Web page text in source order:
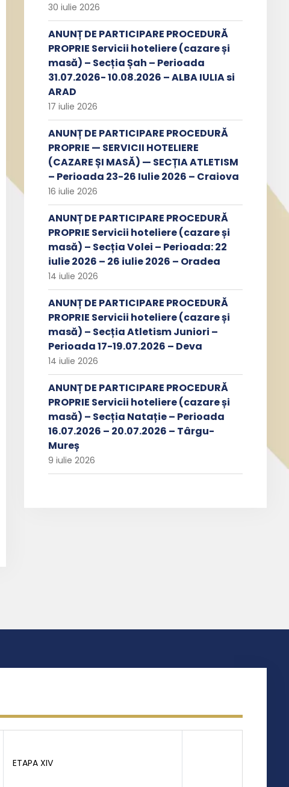
30 iulie 2026
ANUNȚ DE PARTICIPARE PROCEDURĂ
PROPRIE Servicii hoteliere (cazare și
masă) – Secția Șah – Perioada
31.07.2026- 10.08.2026 – ALBA IULIA si
ARAD
17 iulie 2026
ANUNȚ DE PARTICIPARE PROCEDURĂ
PROPRIE — SERVICII HOTELIERE
(CAZARE ȘI MASĂ) — SECȚIA ATLETISM
– Perioada 23-26 Iulie 2026 – Craiova
16 iulie 2026
ANUNȚ DE PARTICIPARE PROCEDURĂ
PROPRIE Servicii hoteliere (cazare și
masă) – Secția Volei – Perioada: 22
iulie 2026 – 26 iulie 2026 – Oradea
14 iulie 2026
ANUNȚ DE PARTICIPARE PROCEDURĂ
PROPRIE Servicii hoteliere (cazare și
masă) – Secția Atletism Juniori –
Perioada 17-19.07.2026 – Deva
14 iulie 2026
ANUNȚ DE PARTICIPARE PROCEDURĂ
PROPRIE Servicii hoteliere (cazare și
masă) – Secția Natație – Perioada
16.07.2026 – 20.07.2026 – Târgu-
Mureș
9 iulie 2026
ETAPA XIV